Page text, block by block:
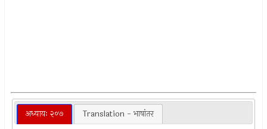
अध्यायः २०७ Translation - भाषांतर